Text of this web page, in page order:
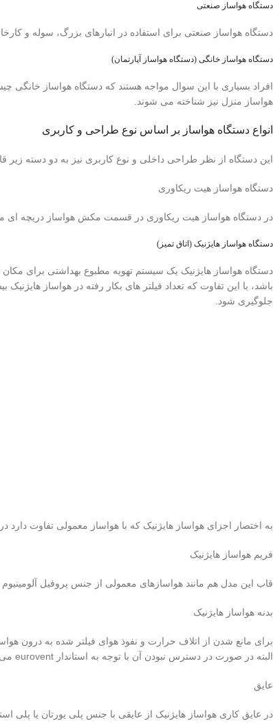
دستگاه هواساز صنعتی
دستگاه هواساز صنعتی برای استفاده در انبارهای بزرگ، سوله و
دستگاه هواساز خانگی (دستگاه هواساز آپارتمان)
افراد بسیاری با این سوال مواجه هستند که دستگاه هواساز
هواساز منزل نیز شناخته می شوند.
انواع دستگاه هواساز بر اساس نوع طراحی و کاربری
این دستگاه از نظر طراحی داخلی و نوع کاربری نیز به دو دسته زیر
دستگاه هواساز هیت ریکاوری
در دستگاه هواساز هیت ریکاوری در قسمت مکش هواساز دریچه ای
دستگاه هواساز هایژنیک (اتاق تمیز)
دستگاه هواساز هایژنیک یک سیستم تهویه مطبوع بهداشتی برای مکان
باشد، با این تفاوت که تعداد فیلتر های بکار رفته در هواساز
جلوگیری شود.
به اختصار اجزای هواساز هایژنیک که با هواساز معمولی تفاوت
فریم هواساز هایژنیک
قاب این مدل هم مانند هواسازهای معمولی از جنس پروفیل آلومینیوم و
بدنه هواساز هایژنیک
برای مانع شدن از اتلاف حرارت و نفوذ هوای فیلتر شده به درون
البته در صورت در دسترس نبودن آن با توجه به استاندار eurovent می توان از ورق گالوانیزه با روکش PVC یا ورق گالوارم با روکش آلومینیم نیز استفاده نمود. دلیل این امر نیز رنگ نشدن جداره داخلی این تجهیز می باشد.
عایق